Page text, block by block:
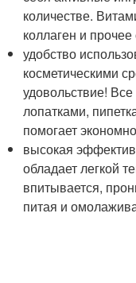
количестве.
коллаген и
удобство
косметическими
удовольствие!
лопатками,
помогает
высокая
обладает легкой
впитывается,
питая и